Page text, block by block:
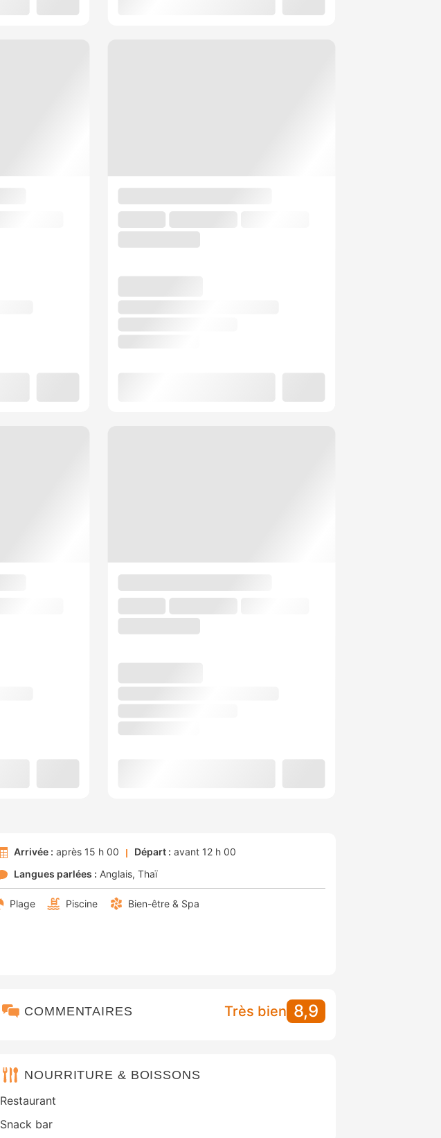
Arrivée : après 15 h 00 Départ : avant 12 h 00
Langues parlées : Anglais Thaï
Plage Piscine Bien-être & Spa
COMMENTAIRES Très bien 8,9
NOURRITURE & BOISSONS
Restaurant
Snack bar